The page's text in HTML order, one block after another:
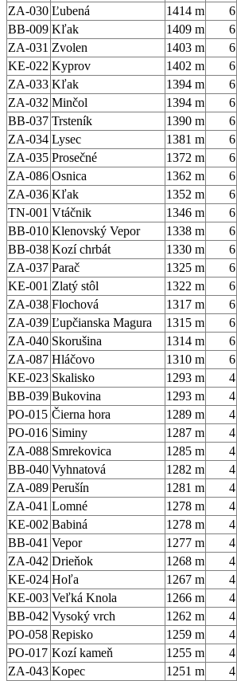
ZA-030 Ľubená 1414 m 6
BB-009 Kľak 1409 m 6
ZA-031 Zvolen 1403 m 6
KE-022 Kyprov 1402 m 6
ZA-033 Kľak 1394 m 6
ZA-032 Minčol 1394 m 6
BB-037 Trsteník 1390 m 6
ZA-034 Lysec 1381 m 6
ZA-035 Prosečné 1372 m 6
ZA-086 Osnica 1362 m 6
ZA-036 Kľak 1352 m 6
TN-001 Vtáčnik 1346 m 6
BB-010 Klenovský Vepor 1338 m 6
BB-038 Kozí chrbát 1330 m 6
ZA-037 Parač 1325 m 6
KE-001 Zlatý stôl 1322 m 6
ZA-038 Flochová 1317 m 6
ZA-039 Ľupčianska Magura 1315 m 6
ZA-040 Skorušina 1314 m 6
ZA-087 Hláčovo 1310 m 6
KE-023 Skalisko 1293 m 4
BB-039 Bukovina 1293 m 4
PO-015 Čierna hora 1289 m 4
PO-016 Siminy 1287 m 4
ZA-088 Smrekovica 1285 m 4
BB-040 Vyhnatová 1282 m 4
ZA-089 Perušín 1281 m 4
ZA-041 Lomné 1278 m 4
KE-002 Babiná 1278 m 4
BB-041 Vepor 1277 m 4
ZA-042 Drieňok 1268 m 4
KE-024 Hoľa 1267 m 4
KE-003 Veľká Knola 1266 m 4
BB-042 Vysoký vrch 1262 m 4
PO-058 Repisko 1259 m 4
PO-017 Kozí kameň 1255 m 4
ZA-043 Kopec 1251 m 4